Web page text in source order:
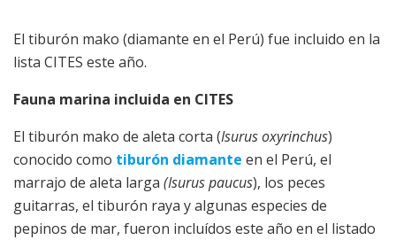
El tiburón mako (diamante en el Perú) fue incluido en la
lista CITES este año.
Fauna marina incluida en CITES
El tiburón mako de aleta corta (Isurus oxyrinchus)
conocido como tiburón diamante en el Perú, el
marrajo de aleta larga (Isurus paucus), los peces
guitarras, el tiburón raya y algunas especies de
pepinos de mar, fueron incluídos este año en el listado